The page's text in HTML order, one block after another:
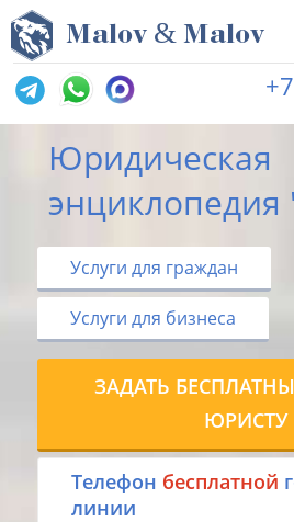
Malov & Malov
Юридическая
Услуги для граждан
Услуги для бизнеса
ЗАДАТЬ
ЮРИСТУ
Tелефон бесплатной
линии